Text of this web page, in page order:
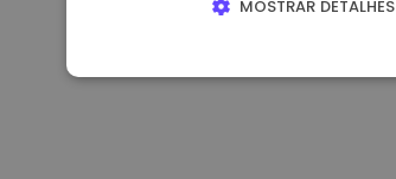
MOSTRAR DETALHES